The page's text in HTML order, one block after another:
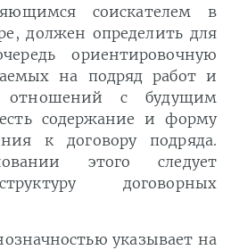
соискателем в
должен определить для
ориентировочную
на подряд работ и
отношений с будущим
содержание и форму
к договору подряда.
этого следует
договорных
указывает на